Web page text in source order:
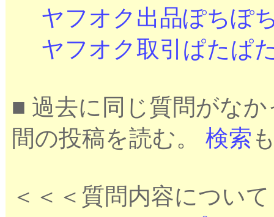
ヤフオク出品ぽちぽ
ヤフオク取引ぱたぱ
■ 過去に同じ質問がな
間の投稿を読む。 検索
＜＜＜質問内容につい